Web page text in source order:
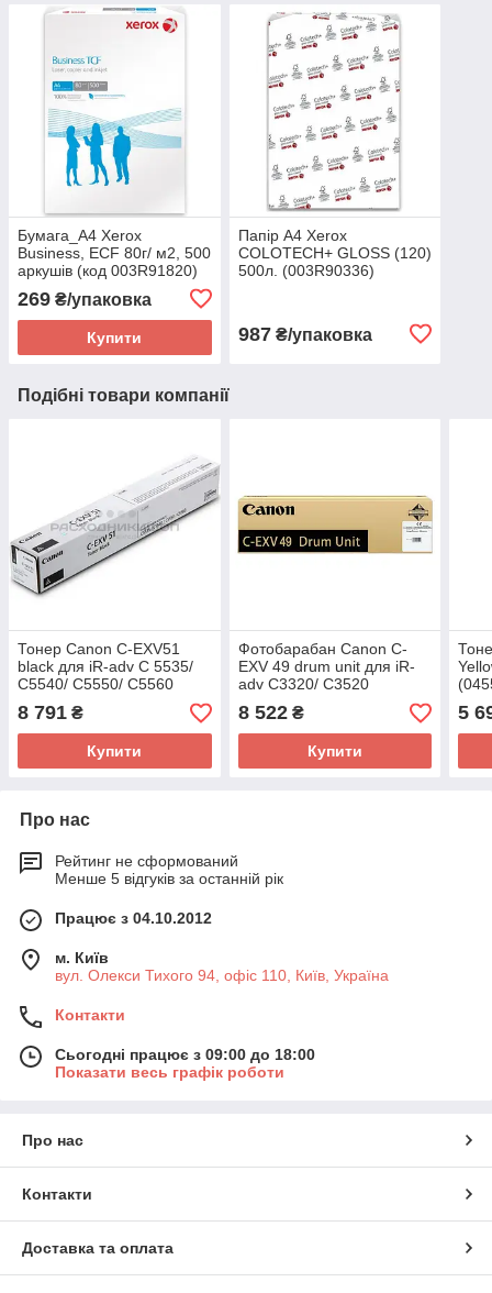
Бумага_A4 Xerox
Business, ECF 80г/ м2, 500
аркушів (код 003R91820)
269 ₴/упаковка
Купити
Папір А4 Xerox
COLOTECH+ GLOSS (120)
500л. (003R90336)
987₴/упаковка
Подібні товари компанії
Тонер Canon C-EXV51
black для iR-adv C 5535/
C5540/ C5550/ C5560
8 791 ₴
Купити
Фотобарабан Canon C-
EXV 49 drum unit для iR-
adv C3320/ C3520
8 522₴
Купити
5
Про нас
Рейтинг не сформований
Менше 5 відгуків за останній рік
Працює з 04.10.2012
м. Київ
вул. Олекси Тихого 94, офіс 110, Київ, Україна
Контакти
Сьогодні працює з 09:00 до 18:00
Показати весь графік роботи
Про нас
Контакти
Доставка та оплата